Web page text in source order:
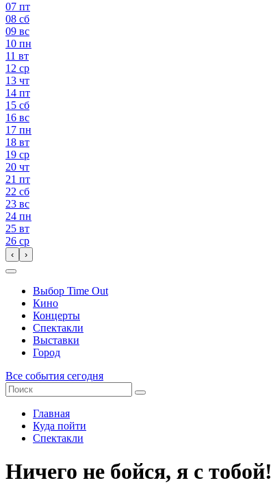
07 пт
08 сб
09 вс
10 пн
11 вт
12 ср
13 чт
14 пт
15 сб
16 вс
17 пн
18 вт
19 ср
20 чт
21 пт
22 сб
23 вс
24 пн
25 вт
26 ср
‹ ›
Выбор Time Out
Кино
Концерты
Спектакли
Выставки
Город
Все события сегодня
Главная
Куда пойти
Спектакли
Ничего не бойся, я с тобой!